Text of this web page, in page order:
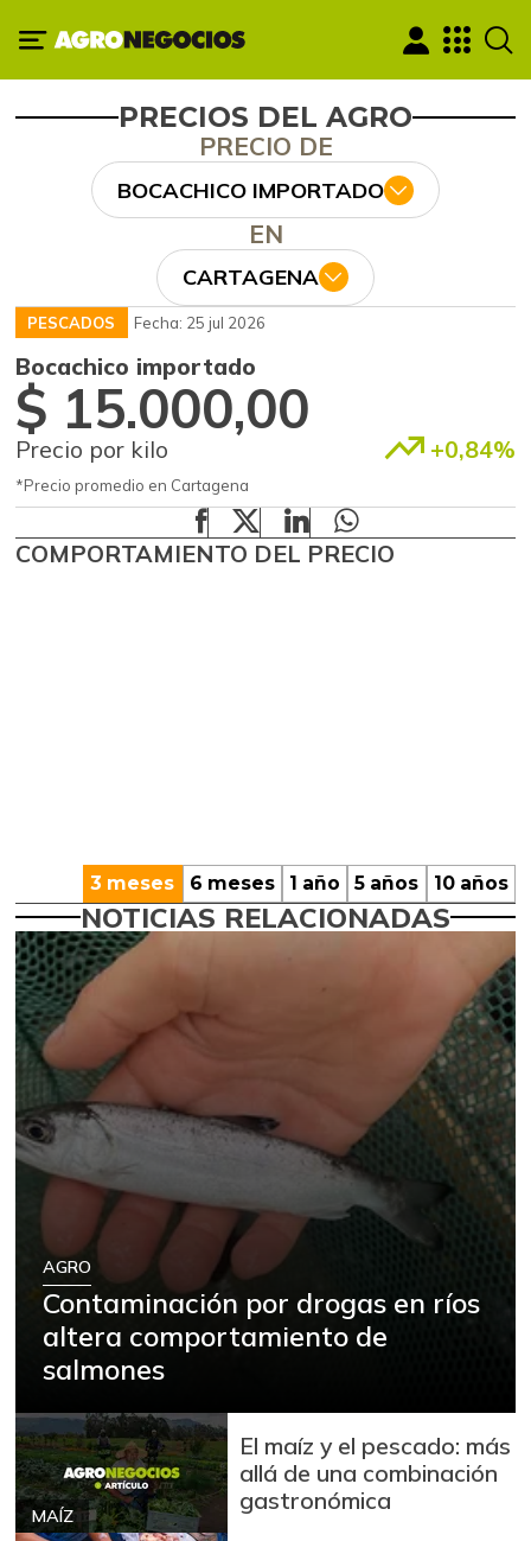
PRECIOS DEL AGRO
PRECIO DE
BOCACHICO IMPORTADO
EN
CARTAGENA
PESCADOS Fecha: 25 jul 2026
Bocachico importado
$ 15.000,00
Precio por kilo +0,84%
*Precio promedio en Cartagena
COMPORTAMIENTO DEL PRECIO
3 meses 6 meses 1 año 5 años 10 años
NOTICIAS RELACIONADAS
AGRO
Contaminación por drogas en ríos
altera comportamiento de
salmones
MAÍZ
El maíz y el pescado: más
allá de una combinación
gastronómica